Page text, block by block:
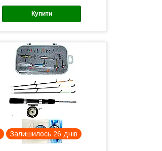
Купити
Залишилось 26 днів